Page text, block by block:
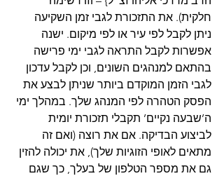
חלקית). את התזכורת לגבי זמן השקיעה
ניתן לקבל לפי עיר או לפי מיקום. ישנה
אפשרות לקבל התראה לגבי ימי פרישה
בהתאם למנהגים השונים, וכן לקבל עדכון
לגבי הזמן המוקדם ביותר שניתן לבצע את
הפסק הטהרה לפי המנהג שלך. במהלך ימי
ה’שבעה נקיים’ תקבלי תזכורת יומית
לביצוע הבדיקה. אם את רוצה (ואם זה
מתאים לאופי הזוגיות שלך), את יכולה להזין
גם את מספר הטלפון של בעלך, כך שגם